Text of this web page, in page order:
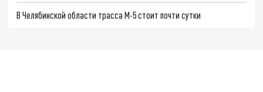
В Челябинской области трасса М-5 стоит почти сутки